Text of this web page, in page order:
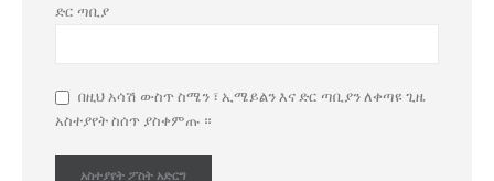
ድር ጣቢያ
በዚህ አሳሽ ውስጥ ስሜን ፣ ኢሜይልን እና ድር ጣቢያን ለቀጣዩ ጊዜ
አስተያየት ስሰጥ ያስቀምጡ ።